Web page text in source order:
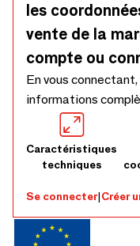
les
vente de la
compte ou
En vous
informations
Caractéristiques
techniques
Se connecter|Créer